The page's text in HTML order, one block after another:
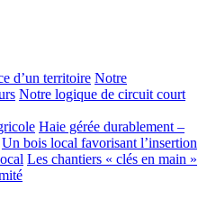
d’un territoire Notre
Notre logique de circuit court
Haie gérée durablement –
Un bois local favorisant l’insertion
Les chantiers « clés en main »